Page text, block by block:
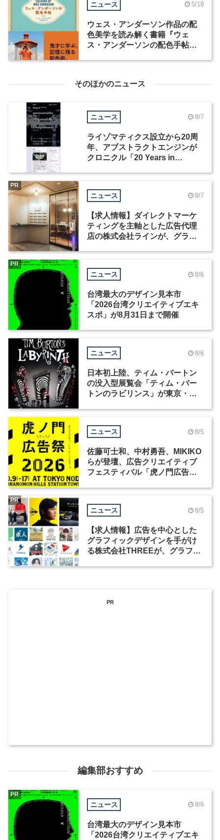
ニュース 5/19
ウェス・アンダーソン作品の配
色美学を読み解く書籍『ウェ
ス・アンダーソンの配色手帖』
そのほかのニュース
ニュース 8/7
ライゾマティクス設立から20周
年、アブストラクトエンジンが
クロニクル「20 Years in
ニュース 8/7
【求人情報】ダイレクトマーケ
ティングを主軸とした広告代理
店の株式会社ラインが、グラフ
PR
ニュース 8/6
台湾最大のデザイン見本市
「2026台湾クリエイティブエキ
スポ」が8月31日まで開催
PR
ニュース 8/6
日本初上陸、ティム・バートン
の没入型展覧会「ティム・バー
トンのラビリンス」が東京・豊
ニュース 8/5
佐藤可士和、中村勇吾、MIKIKO
らが登壇、広告クリエイティブ
フェスティバル「虎ノ門広告
ニュース 8/5
【求人情報】広告を中心とした
グラフィックデザインを手がけ
る株式会社THREEが、グラフィ
PR
PR
編集部おすすめ
ニュース 8/6
台湾最大のデザイン見本市
「2026台湾クリエイティブエキ
PR